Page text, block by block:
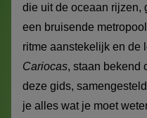
die uit de oceaan rijzen,
een bruisende
ritme aanstekelijk en de
Cariocas, staan bekend
deze gids,
je alles wat je moet